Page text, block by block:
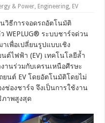
& Power, Engineering, EV
นวิธีการจอดรถอัตโนมัติ
WEPLUG® ระบบชาร์จด่วน
เพื่อเปลี่ยนรูปแบบเชิง
ต์ไฟฟ้า (EV) เทคโนโลยีล้ำ
านร่วมกับเครนเหนือศีรษะ
นต์ EV โดยอัตโนมัติโดยไม่
ช่องชาร์จ จึงเป็นการใช้งาน
ภาพสูงสุด